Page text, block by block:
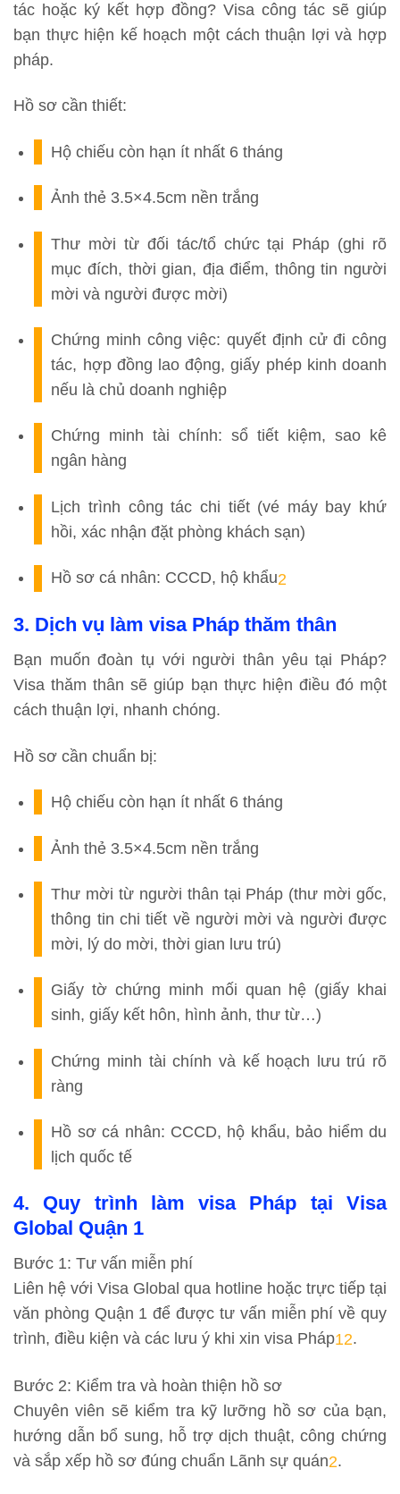
tác hoặc ký kết hợp đồng? Visa công tác sẽ giúp
bạn thực hiện kế hoạch một cách thuận lợi và hợp
pháp.
Hồ sơ cần thiết:
Hộ chiếu còn hạn ít nhất 6 tháng
Ảnh thẻ 3.5×4.5cm nền trắng
Thư mời từ đối tác/tổ chức tại Pháp (ghi rõ
mục đích, thời gian, địa điểm, thông tin người
mời và người được mời)
Chứng minh công việc: quyết định cử đi công
tác, hợp đồng lao động, giấy phép kinh doanh
nếu là chủ doanh nghiệp
Chứng minh tài chính: sổ tiết kiệm, sao kê
ngân hàng
Lịch trình công tác chi tiết (vé máy bay khứ
hồi, xác nhận đặt phòng khách sạn)
Hồ sơ cá nhân: CCCD, hộ khẩu2
3. Dịch vụ làm visa Pháp thăm thân
Bạn muốn đoàn tụ với người thân yêu tại Pháp?
Visa thăm thân sẽ giúp bạn thực hiện điều đó một
cách thuận lợi, nhanh chóng.
Hồ sơ cần chuẩn bị:
Hộ chiếu còn hạn ít nhất 6 tháng
Ảnh thẻ 3.5×4.5cm nền trắng
Thư mời từ người thân tại Pháp (thư mời gốc,
thông tin chi tiết về người mời và người được
mời, lý do mời, thời gian lưu trú)
Giấy tờ chứng minh mối quan hệ (giấy khai
sinh, giấy kết hôn, hình ảnh, thư từ…)
Chứng minh tài chính và kế hoạch lưu trú rõ
ràng
Hồ sơ cá nhân: CCCD, hộ khẩu, bảo hiểm du
lịch quốc tế
4. Quy trình làm visa Pháp tại Visa
Global Quận 1
Bước 1: Tư vấn miễn phí
Liên hệ với Visa Global qua hotline hoặc trực tiếp tại
văn phòng Quận 1 để được tư vấn miễn phí về quy
trình, điều kiện và các lưu ý khi xin visa Pháp12.
Bước 2: Kiểm tra và hoàn thiện hồ sơ
Chuyên viên sẽ kiểm tra kỹ lưỡng hồ sơ của bạn,
hướng dẫn bổ sung, hỗ trợ dịch thuật, công chứng
và sắp xếp hồ sơ đúng chuẩn Lãnh sự quán2.